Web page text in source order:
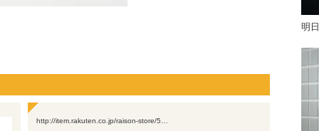
http://item.rakuten.co.jp/raison-store/5…
明